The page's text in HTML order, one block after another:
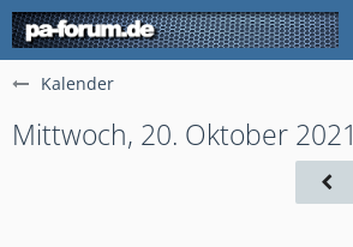
Kalender
Mittwoch, 20. Oktober 2021